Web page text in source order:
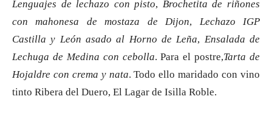
Lenguajes de lechazo con pisto, Brochetita de riñones
con mahonesa de mostaza de Dijon, Lechazo IGP
Castilla y León asado al Horno de Leña, Ensalada de
Lechuga de Medina con cebolla. Para el postre,Tarta de
Hojaldre con crema y nata. Todo ello maridado con vino
tinto Ribera del Duero, El Lagar de Isilla Roble.